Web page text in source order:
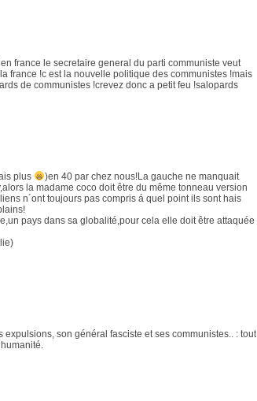
france le secretaire general du parti communiste veut
france !c est la nouvelle politique des communistes !mais
de communistes !crevez donc a petit feu !salopards
plus
)en 40 par chez nous!La gauche ne manquait
la madame coco doit être du même tonneau version
n´ont toujours pas compris á quel point ils sont hais
pays dans sa globalité,pour cela elle doit être attaquée
son général fasciste et ses communistes.. : tout